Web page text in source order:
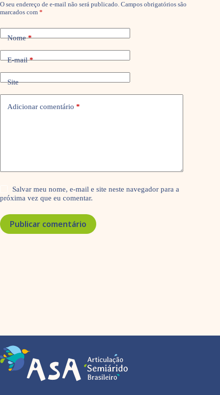
O seu endereço de e-mail não será publicado. Campos obrigatórios são
marcados com *
Nome*
E-mail*
Site
Adicionar comentário *
Salvar meu nome, e-mail e site neste navegador para a
próxima vez que eu comentar.
Publicar comentário